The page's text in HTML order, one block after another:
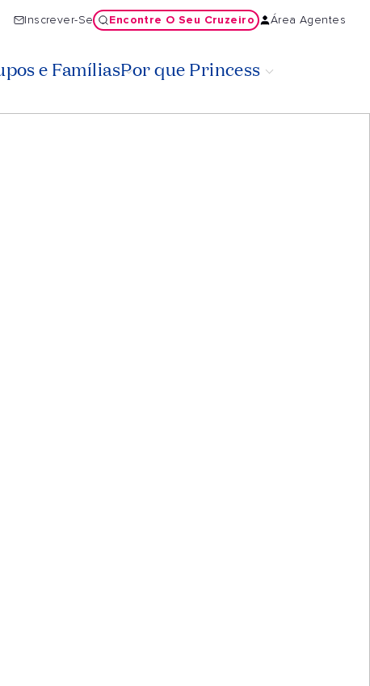
Inscrever-Se Encontre O Seu Cruzeiro Área Agentes
e FamíliasPor que Princess